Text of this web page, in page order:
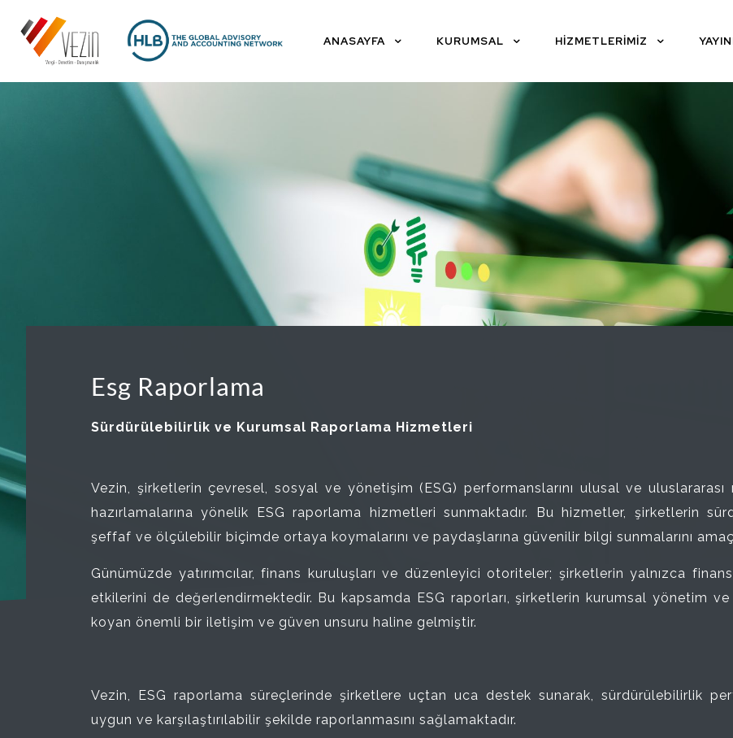
ANASAYFA KURUMSAL HİZMETLERİMİZ
Esg Raporlama
Sürdürülebilirlik ve Kurumsal Raporlama Hizmetleri
Vezin, şirketlerin çevresel, sosyal ve yönetişim (ESG) performanslarını ulusal ve
hazırlamalarına yönelik ESG raporlama hizmetleri sunmaktadır. Bu hizmetler, şirketlerin
şeffaf ve ölçülebilir biçimde ortaya koymalarını ve paydaşlarına güvenilir bilgi sunmalarını
Günümüzde yatırımcılar, finans kuruluşları ve düzenleyici otoriteler; şirketlerin yalnızca
etkilerini de değerlendirmektedir. Bu kapsamda ESG raporları, şirketlerin kurumsal yönetim
koyan önemli bir iletişim ve güven unsuru haline gelmiştir.
Vezin, ESG raporlama süreçlerinde şirketlere uçtan uca destek sunarak, sürdürülebilirlik
uygun ve karşılaştırılabilir şekilde raporlanmasını sağlamaktadır.